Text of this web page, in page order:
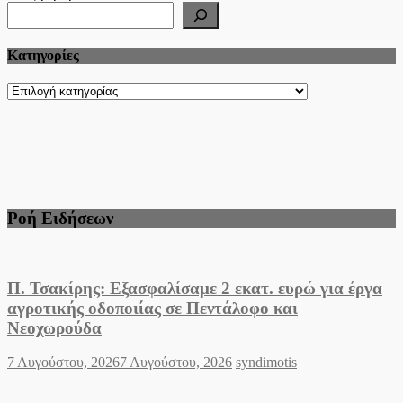
Kατηγορίες
Kατηγορίες
Ροή Ειδήσεων
Π. Τσακίρης: Εξασφαλίσαμε 2 εκατ. ευρώ για έργα
αγροτικής οδοποιίας σε Πεντάλοφο και
Νεοχωρούδα
Posted
7 Αυγούστου, 20267 Αυγούστου, 2026 Author
syndimotis